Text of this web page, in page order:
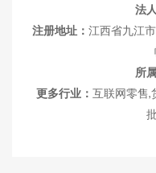
法
注册地址： 江西省九江
所
更多行业： 互联网零售,